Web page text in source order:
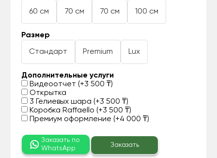
60 см 70 см 70 см 100 см
Размер
Стандарт Premium Lux
Дополнительные услуги
Видеоотчет (+3 500 ₸)
Открытка
3 Гелиевых шара (+3 500 ₸)
Коробка Raffaello (+3 500 ₸)
Премиум оформление (+4 000 ₸)
Заказать по
WhatsApp
Заказать